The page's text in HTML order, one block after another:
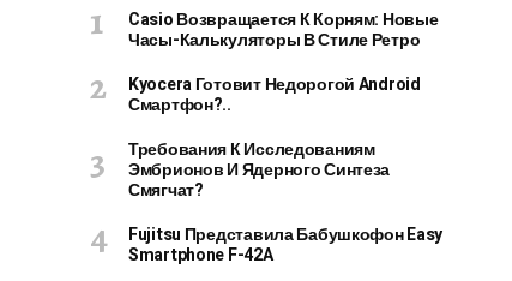
Casio Возвращается К Корням: Новые
Часы-Калькуляторы В Стиле Ретро
Kyocera Готовит Недорогой Android
Смартфон?..
Требования К Исследованиям
Эмбрионов И Ядерного Синтеза
Смягчат?
Fujitsu Представила Бабушкофон Easy
Smartphone F-42A